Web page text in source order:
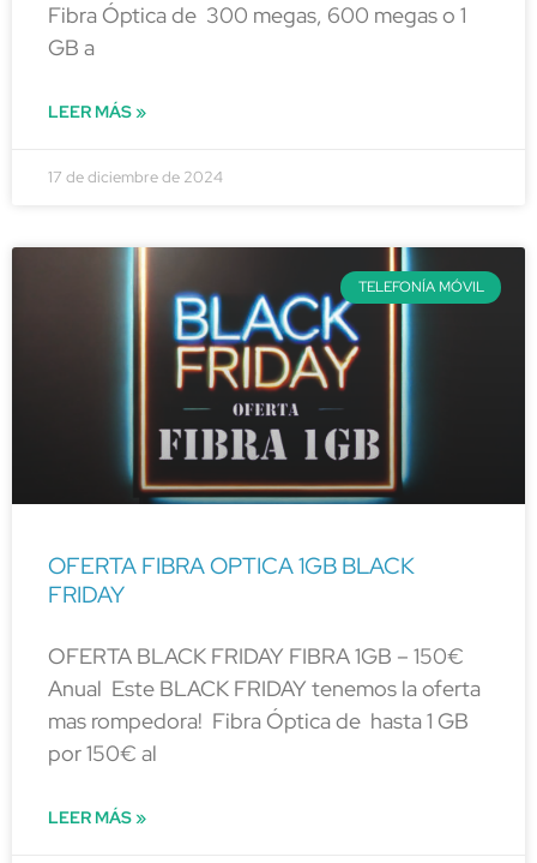
Fibra Óptica de 300 megas, 600 megas o 1
GB a
LEER MÁS »
17 de diciembre de 2024
TELEFONÍA MÓVIL
OFERTA FIBRA OPTICA 1GB BLACK
FRIDAY
OFERTA BLACK FRIDAY FIBRA 1GB – 150€
Anual Este BLACK FRIDAY tenemos la oferta
mas rompedora! Fibra Óptica de hasta 1 GB
por 150€ al
LEER MÁS »